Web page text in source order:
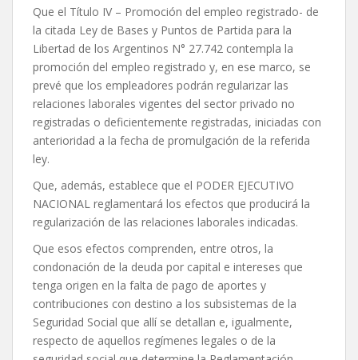
Que el Título IV – Promoción del empleo registrado- de
la citada Ley de Bases y Puntos de Partida para la
Libertad de los Argentinos N° 27.742 contempla la
promoción del empleo registrado y, en ese marco, se
prevé que los empleadores podrán regularizar las
relaciones laborales vigentes del sector privado no
registradas o deficientemente registradas, iniciadas con
anterioridad a la fecha de promulgación de la referida
ley.
Que, además, establece que el PODER EJECUTIVO
NACIONAL reglamentará los efectos que producirá la
regularización de las relaciones laborales indicadas.
Que esos efectos comprenden, entre otros, la
condonación de la deuda por capital e intereses que
tenga origen en la falta de pago de aportes y
contribuciones con destino a los subsistemas de la
Seguridad Social que allí se detallan e, igualmente,
respecto de aquellos regímenes legales o de la